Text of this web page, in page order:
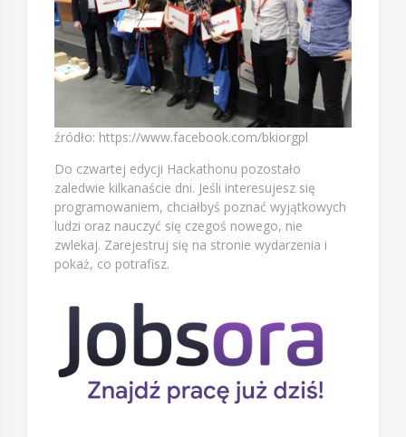
źródło: https://www.facebook.com/bkiorgpl
Do czwartej edycji Hackathonu pozostało
zaledwie kilkanaście dni. Jeśli interesujesz się
programowaniem, chciałbyś poznać wyjątkowych
ludzi oraz nauczyć się czegoś nowego, nie
zwlekaj. Zarejestruj się na stronie wydarzenia i
pokaż, co potrafisz.